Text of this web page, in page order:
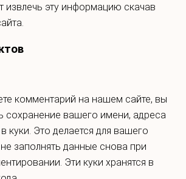
извлечь эту информацию скачав
комментарий на нашем сайте, вы
сохранение вашего имени, адреса
куки. Это делается для вашего
заполнять данные снова при
Эти куки хранятся в